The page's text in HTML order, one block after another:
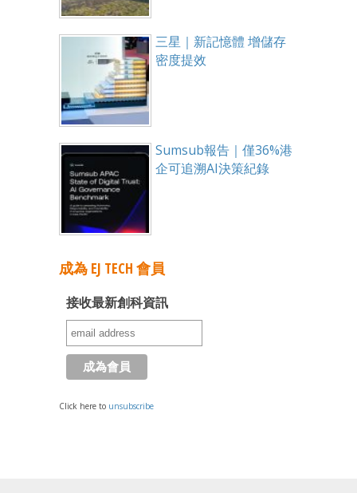
三星｜新記憶體 增儲存
密度提效
Sumsub報告｜僅36%港
企可追溯AI決策紀錄
成為 EJ TECH 會員
接收最新創科資訊
Click here to unsubscribe